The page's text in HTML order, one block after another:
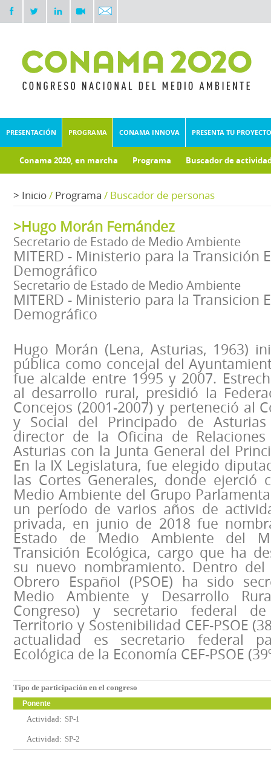
PRESENTACIÓN PROGRAMA CONAMA INNOVA PRESENTA TU PROYECTO
Conama 2020, en marcha Programa Buscador de
> Inicio/ Programa / Buscador de personas
>Hugo Morán Fernández
Secretario de Estado de Medio Ambiente
MITERD - Ministerio para la Transición
Demográfico
Secretario de Estado de Medio Ambiente
MITERD - Ministerio para la Transicion
Demográfico
Hugo Morán (Lena, Asturias, 1963)
pública como concejal del
fue alcalde entre 1995 y 2007.
al desarrollo rural, presidió la
Concejos (2001-2007) y perteneció al
y Social del Principado de Asturias
director de la Oficina de
Asturias con la Junta General del
En la IX Legislatura, fue elegido
las Cortes Generales, donde ejerció
Medio Ambiente del Grupo
un período de varios años de
privada, en junio de 2018 fue
Estado de Medio Ambiente del
Transición Ecológica, cargo que ha
su nuevo nombramiento. Dentro del
Obrero Español (PSOE) ha sido
Medio Ambiente y Desarrollo Rural
Congreso) y secretario federal
Territorio y Sostenibilidad CEF-PSOE
actualidad es secretario federal
Ecológica de la Economía CEF-PSOE
Tipo de participación en el congreso
Ponente
Actividad: SP-1
Actividad: SP-2